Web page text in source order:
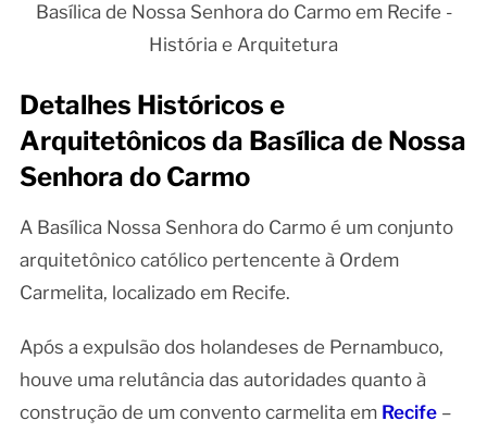
Basílica de Nossa Senhora do Carmo em Recife -
História e Arquitetura
Detalhes Históricos e
Arquitetônicos da Basílica de Nossa
Senhora do Carmo
A Basílica Nossa Senhora do Carmo é um conjunto
arquitetônico católico pertencente à Ordem
Carmelita, localizado em Recife.
Após a expulsão dos holandeses de Pernambuco,
houve uma relutância das autoridades quanto à
construção de um convento carmelita em Recife–